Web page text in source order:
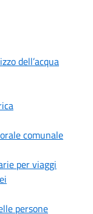
dell’acqua
comunale
per viaggi
persone